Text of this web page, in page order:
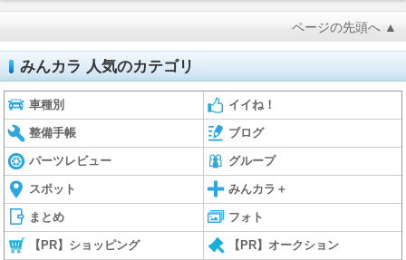
ページの先頭へ ▲
みんカラ 人気のカテゴリ
車種別 イイね！
整備手帳 ブログ
パーツレビュー グループ
スポット みんカラ＋
まとめ フォト
【PR】ショッピング 【PR】オークション